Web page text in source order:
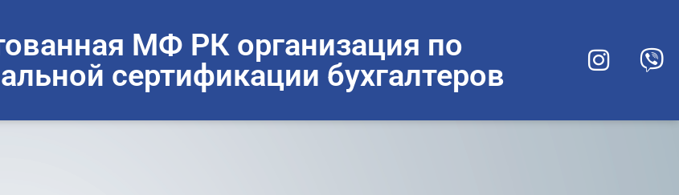
МФ РК организация по
сертификации бухгалтеров